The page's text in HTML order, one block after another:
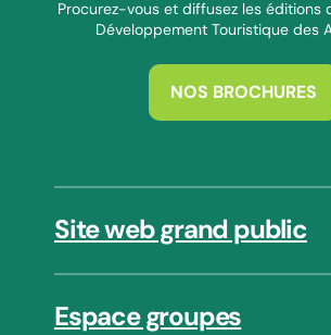
Procurez-vous et diffusez les éditions
Développement Touristique des
NOS BROCHURES
Site web grand public
Espace groupes